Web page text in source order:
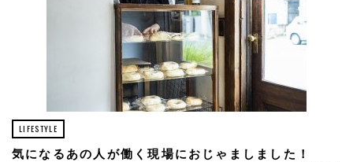
LIFESTYLE
気になるあの人が働く現場におじゃましました！